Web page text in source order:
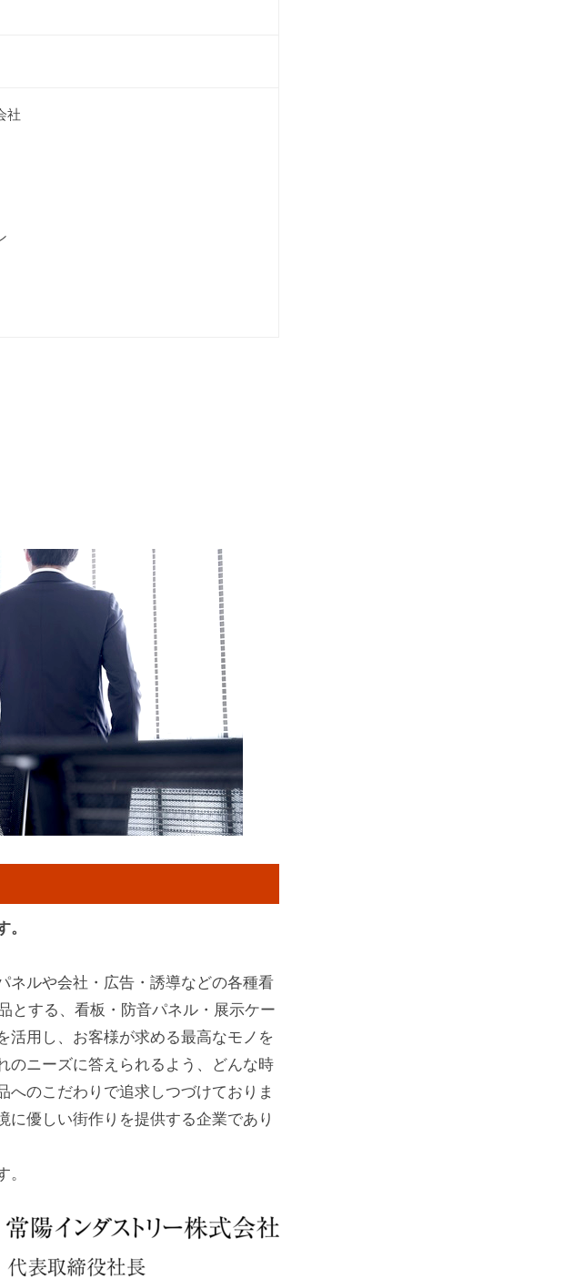
社
ネルや会社・広告・誘導などの各種看
とする、看板・防音パネル・展示ケー
活用し、お客様が求める最高なモノを
のニーズに答えられるよう、どんな時
のこだわりで追求しつづけておりま
優しい街作りを提供する企業であり